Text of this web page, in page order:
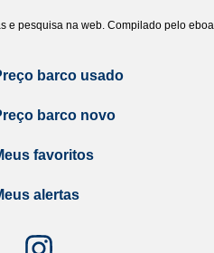
e pesquisa na web. Compilado pelo
barco usado
barco novo
favoritos
alertas